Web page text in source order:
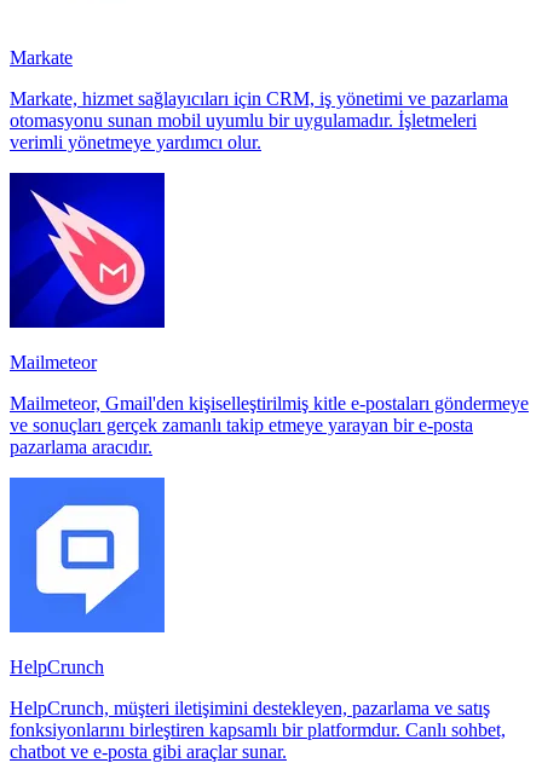
Markate
Markate, hizmet sağlayıcıları için CRM, iş yönetimi ve pazarlama
otomasyonu sunan mobil uyumlu bir uygulamadır. İşletmeleri
verimli yönetmeye yardımcı olur.
Mailmeteor
Mailmeteor, Gmail'den kişiselleştirilmiş kitle e-postaları göndermeye
ve sonuçları gerçek zamanlı takip etmeye yarayan bir e-posta
pazarlama aracıdır.
HelpCrunch
HelpCrunch, müşteri iletişimini destekleyen, pazarlama ve satış
fonksiyonlarını birleştiren kapsamlı bir platformdur. Canlı sohbet,
chatbot ve e-posta gibi araçlar sunar.